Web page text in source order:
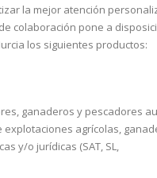
la mejor atención
colaboración pone a
los siguientes productos:
ganaderos y pescadores
agrícolas,
y/o jurídicas (SAT, SL,